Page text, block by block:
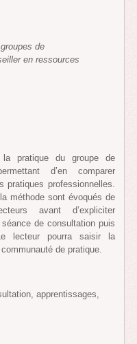
de
en ressources
pratique du groupe de
d’en comparer
pratiques professionnelles.
méthode sont évoqués de
avant d’expliciter
de consultation puis
lecteur pourra saisir la
de pratique.
apprentissages,